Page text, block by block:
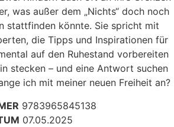
was außer dem „Nichts“ doch noch
stattfinden könnte. Sie spricht mit
die Tipps und Inspirationen für
auf den Ruhestand vorbereiten
stecken – und eine Antwort suchen
ich mit meiner neuen Freiheit an?
9783965845138
07.05.2025